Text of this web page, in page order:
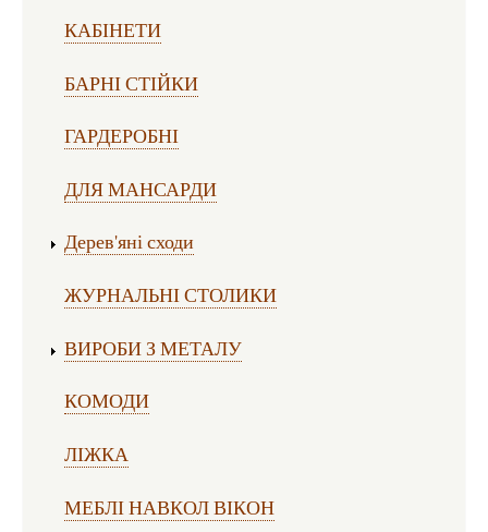
КАБІНЕТИ
БАРНІ СТІЙКИ
ГАРДЕРОБНІ
ДЛЯ МАНСАРДИ
Дерев'яні сходи
ЖУРНАЛЬНІ СТОЛИКИ
ВИРОБИ З МЕТАЛУ
КОМОДИ
ЛІЖКА
МЕБЛІ НАВКОЛ ВІКОН